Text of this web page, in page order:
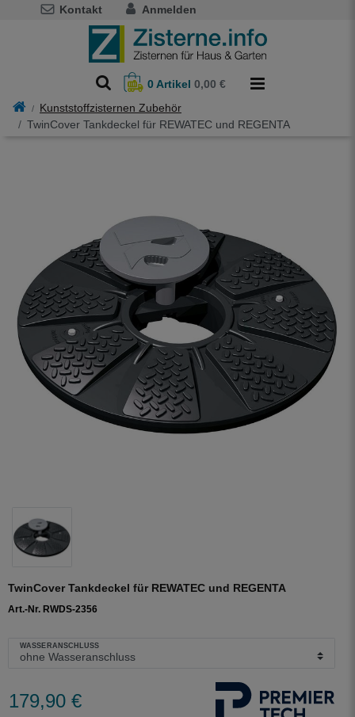
Kontakt Anmelden
0Artikel 0,00 €
Kunststoffzisternen Zubehör
TwinCover Tankdeckel für REWATEC und REGENTA
TwinCover Tankdeckel für REWATEC und REGENTA
Art.-Nr. RWDS-2356
179,90 €
WASSERANSCHLUSS